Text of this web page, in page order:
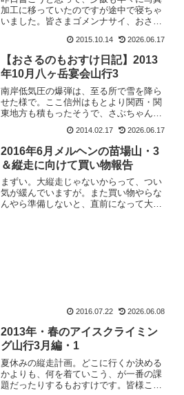
加工に移っていたのですが途中で寝ちゃ
いました。皆さまゴメンナサイ、おさる
本日もタイムトライアル。出来るところ
まで。27番目の今日は、さわがに山から
の続きです。【もおすけ...
2015.10.14 2026.06.17
【おさるのもおすけ日記】2013
年10月八ヶ岳宴会山行3
南岸低気圧の爆弾は、至る所で雪を降ら
せた様で。ここ信州はもとより関西・関
東地方も積もったそうで、さぶちゃんか
チパニックだよー。』まあ除雪車が少な
い関東ならそうでしょう。一緒に、こん
な写真まで。うわ、これも...
2014.02.17 2026.06.17
2016年6月メルヘンの苗場山・3
＆縦走に向けて買い物報告
まずい。大縦走じゃないからって、つい
気が緩んでいますが。また買い物やらな
んやら準備しないと、直前になって大慌
2016.07.22 2026.06.08
2013年・春のアイスクライミン
グ山行3月編・1
夏休みの縦走計画。どこに行くか決める
かよりも、何を着ていこう、が一番の課
題だったりするもおすけです。皆様こん